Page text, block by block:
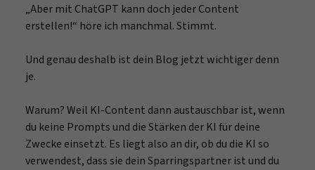
„Aber mit ChatGPT kann doch jeder Content
erstellen!“ höre ich manchmal. Stimmt.
Und genau deshalb ist dein Blog jetzt wichtiger denn
je.
Warum? Weil KI-Content dann austauschbar ist, wenn
du keine Prompts und die Stärken der KI für deine
Zwecke einsetzt. Es liegt also an dir, ob du die KI so
verwendest, dass sie dein Sparringspartner ist und du